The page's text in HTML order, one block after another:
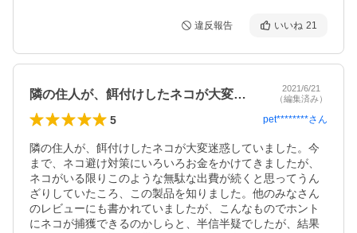
違反報告 いいね 21
隣の住人が、餌付けしたネコが大変迷惑し…
2021/6/21
（編集済み）
5 pet********さん
隣の住人が、餌付けしたネコが大変迷惑していました。今
まで、ネコ避け対策にいろいろお金をかけてきましたが、
ネコがいる限りこのような無駄な出費が続くと思ってうん
ざりしていたころ、この製品を知りました。他のみなさん
のレビューにも書かれていましたが、こんなものでホント
にネコが捕獲できるのかしらと、半信半疑でしたが、結果